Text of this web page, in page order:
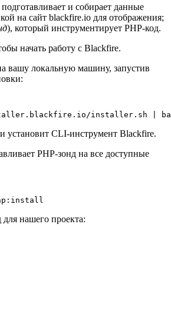
и собирает данные
на сайт blackfire.io для отображения;
), который инструментирует PHP-код.
начать работу с Blackfire.
вашу локальную машину, запустив
installer.sh |
установит CLI-инструмент Blackfire.
PHP-зонд на все доступные
нашего проекта: